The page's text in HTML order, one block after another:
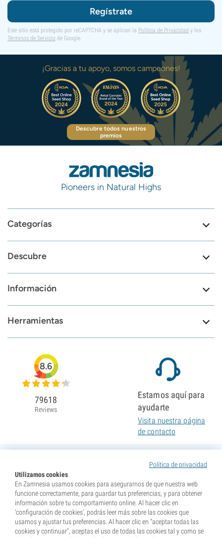
Regístrate
Este sitio está protegido por reCAPTCHA y se aplican la Política de Privacidad y los
Términos de Servicio de Google.
¡Gracias a tu apoyo, somos campeones!
Descubre todos nuestros
premios
Pioneers in Natural Highs
Categorías
Descubre
Información
Herramientas
Política de privacidad
Utilizamos cookies
En Zamnesia usamos cookies para asegurarnos de que nuestra web
funcione correctamente, para guardar tus preferencias, y para obtener
información sobre tu comportamiento online. Al hacer clic en
'configuración de cookies', podrás leer más sobre las cookies que
usamos y ajustar tus preferencias. Al hacer clic en "aceptar todas las
cookies y continuar", aceptas el uso de todas las cookies tal y como se
8.6
79618
Reviews
Estamos aquí para
ayudarte
Visita nuestra página
de contacto